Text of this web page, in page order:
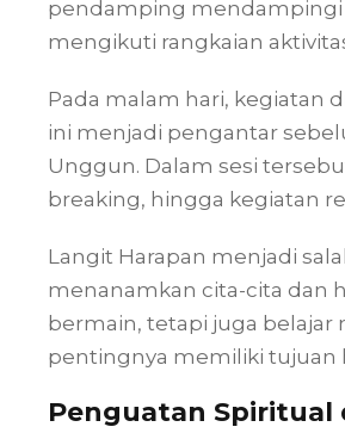
pendamping mendampingi
mengikuti rangkaian
Pada malam hari, kegiatan
ini menjadi pengantar
Unggun. Dalam sesi
breaking, hingga kegiatan
Langit Harapan menjadi
menanamkan cita-cita dan
bermain, tetapi juga belajar
pentingnya memiliki tujuan
Penguatan Spiritual